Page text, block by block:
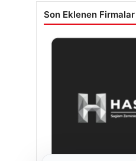
Son Eklenen Firmalar